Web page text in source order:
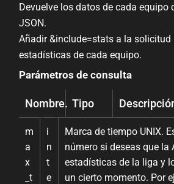
Devuelve los datos de cada equipo
JSON.
Añadir &include=stats a la solicitud
estadísticas de cada equipo.
Parámetros de consulta
Nombre. Tipo
m
a
x
_t
i
n
t
e
Marca de tiempo UNIX.
número si deseas que la
estadísticas de la liga y
un cierto momento. Por